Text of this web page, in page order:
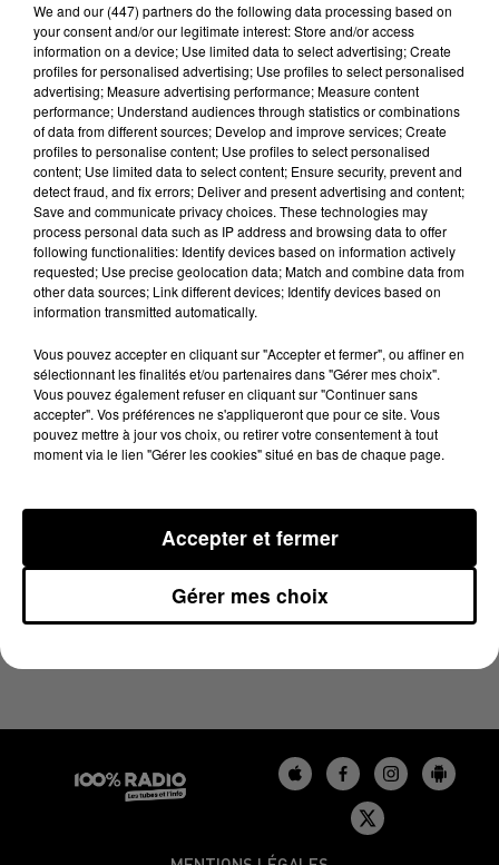
Lecture (4 min 24 sec)
100%
9 mai 2025 - 4 min 24 sec
LES INFOS DU TARN DU 09/05/2025 À 07H29
We and our (447) partnersdo the following data processing based on
your consent and/or our legitimate interest: Store and/or access
information on a device; Use limited data to select advertising; Create
profiles for personalised advertising; Use profiles to select personalised
advertising; Measure advertising performance; Measure content
performance; Understand audiences through statistics or combinations
of data from different sources; Develop and improve services; Create
profiles to personalise content; Use profiles to select personalised
content; Use limited data to select content; Ensure security, prevent and
detect fraud, and fix errors; Deliver and present advertising and content;
Save and communicate privacy choices. These technologies may
process personal data such as IP address and browsing data to offer
following functionalities: Identify devices based on information actively
requested; Use precise geolocation data; Match and combine data from
other data sources; Link different devices; Identify devices based on
information transmitted automatically.
Vous pouvez accepter en cliquant sur "Accepter et fermer", ou affiner en
sélectionnant les finalités et/ou partenaires dans "Gérer mes choix".
Vous pouvez également refuser en cliquant sur "Continuer sans
accepter". Vos préférences ne s'appliqueront que pour ce site. Vous
pouvez mettre à jour vos choix, ou retirer votre consentement à tout
moment via le lien "Gérer les cookies" situé en bas de chaque page.
Gérer mes choix
Accepter et fermer